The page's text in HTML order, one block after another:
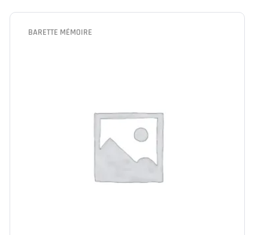
BARETTE MÉMOIRE